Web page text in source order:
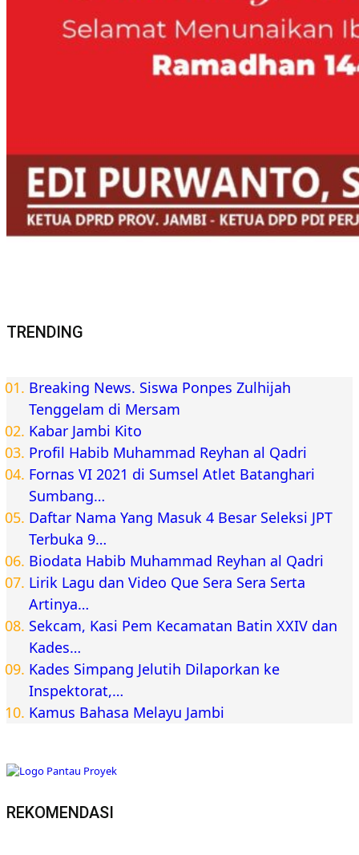
TRENDING
Breaking News. Siswa Ponpes Zulhijah
Tenggelam di Mersam
Kabar Jambi Kito
Profil Habib Muhammad Reyhan al Qadri
Fornas VI 2021 di Sumsel Atlet Batanghari
Sumbang…
Daftar Nama Yang Masuk 4 Besar Seleksi JPT
Terbuka 9…
Biodata Habib Muhammad Reyhan al Qadri
Lirik Lagu dan Video Que Sera Sera Serta
Artinya…
Sekcam, Kasi Pem Kecamatan Batin XXIV dan
Kades…
Kades Simpang Jelutih Dilaporkan ke
Inspektorat,…
Kamus Bahasa Melayu Jambi
REKOMENDASI